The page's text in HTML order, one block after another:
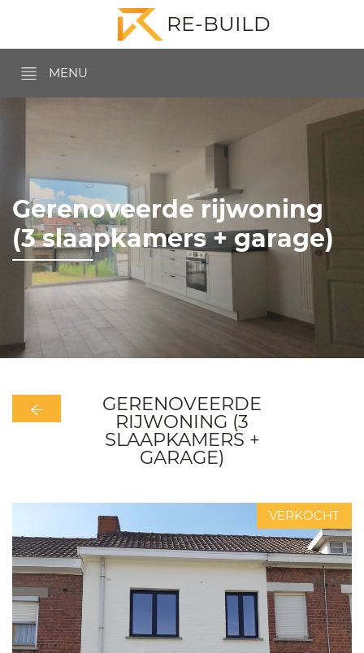
RE-BUILD
MENU
Gerenoveerde rijwoning
(3 slaapkamers + garage)
GERENOVEERDE
RIJWONING (3
SLAAPKAMERS +
GARAGE)
VERKOCHT